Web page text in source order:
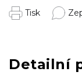
Tisk
Detailní